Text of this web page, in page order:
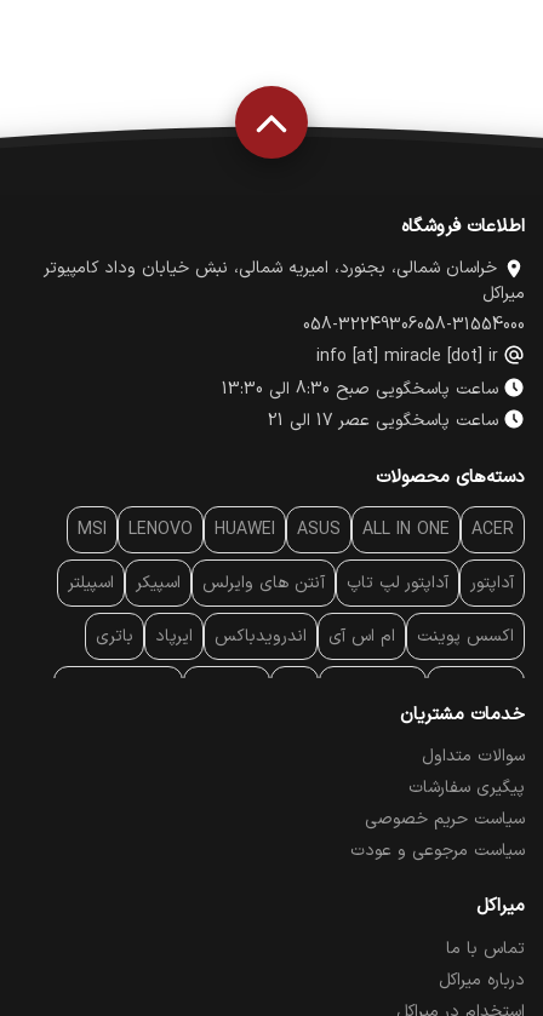
اطلاعات فروشگاه
خراسان شمالی، بجنورد، امیریه شمالی، نبش خیابان وداد کامپیوتر
میراکل
058-31554000
058-32249306
info [at] miracle [dot] ir
ساعت پاسخگویی صبح 8:30 الی 13:30
ساعت پاسخگویی عصر 17 الی 21
دسته‌های محصولات
ACER
ALL IN ONE
ASUS
HUAWEI
LENOVO
MSI
آداپتور آداپتور لپ تاپ آنتن‌ های وایرلس اسپیکر اسپیلتر
اکسس پوینت ام اس آی اندرویدباکس ایرپاد باتری
پایه سقفی
پرده نمایش
تبلت و موبایل تجهیزات پسیو شبکه
تلویزیون
درایو نوری
دستگاه ضبط تصاویر
خدمات مشتریان
سوالات متداول
پیگیری سفارشات
سیاست حریم خصوصی
سیاست مرجوعی و عودت
میراکل
تماس با ما
درباره میراکل